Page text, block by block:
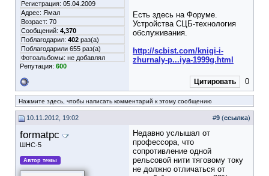
Регистрация: 05.04.2009
Адрес: Ямал
Возраст: 70
Сообщений: 4,370
Поблагодарил: 402 раз(а)
Поблагодарили 655 раз(а)
Фотоальбомы: не добавлял
Репутация: 600
Есть здесь на Форуме.
Устройства СЦБ-технология
обслуживания.
http://scbist.com/knigi-i-
zhurnaly-p...iya-1999g.html
Цитировать 0
Нажмите здесь, чтобы написать комментарий к этому сообщению
10.11.2012, 19:02 #9 (ссылка)
formatpc
ШНС-5
Автор темы
Недавно услышал от
профессора, что
сопротивление одной
рельсовой нити тяговому току
не должно отличаться от